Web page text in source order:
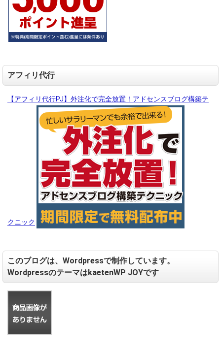
アフィリ代行
【アフィリ代行PJ】外注化で完全放置！アドセンスブログ構築テ
クニック
このブログは、Wordpressで制作しています。
WordpressのテーマはkaetenWP JOYです